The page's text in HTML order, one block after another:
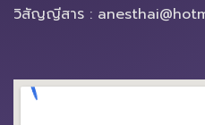
วิสัญญีสาร :